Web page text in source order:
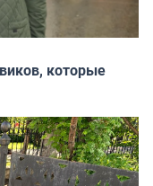
которые